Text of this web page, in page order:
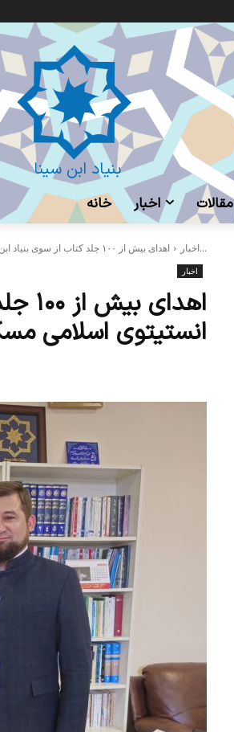
بنیاد ابن سینا
خانه اخبار مقالات
اخباراهدای بیش از ۱۰۰ جلد کتاب از سوی بنیاد ابن سینا به...
اخبار
انستیتوی اسلامی